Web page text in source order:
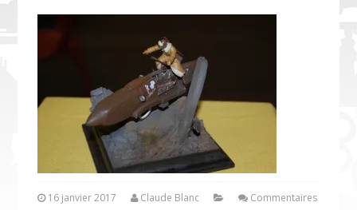
16 janvier 2017 Claude Blanc
Commentaires